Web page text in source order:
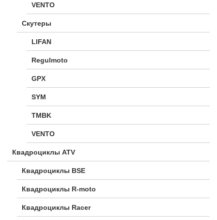
VENTO
Скутеры
LIFAN
Regulmoto
GPX
SYM
TMBK
VENTO
Квадроциклы ATV
Квадроциклы BSE
Квадроциклы R-moto
Квадроциклы Racer